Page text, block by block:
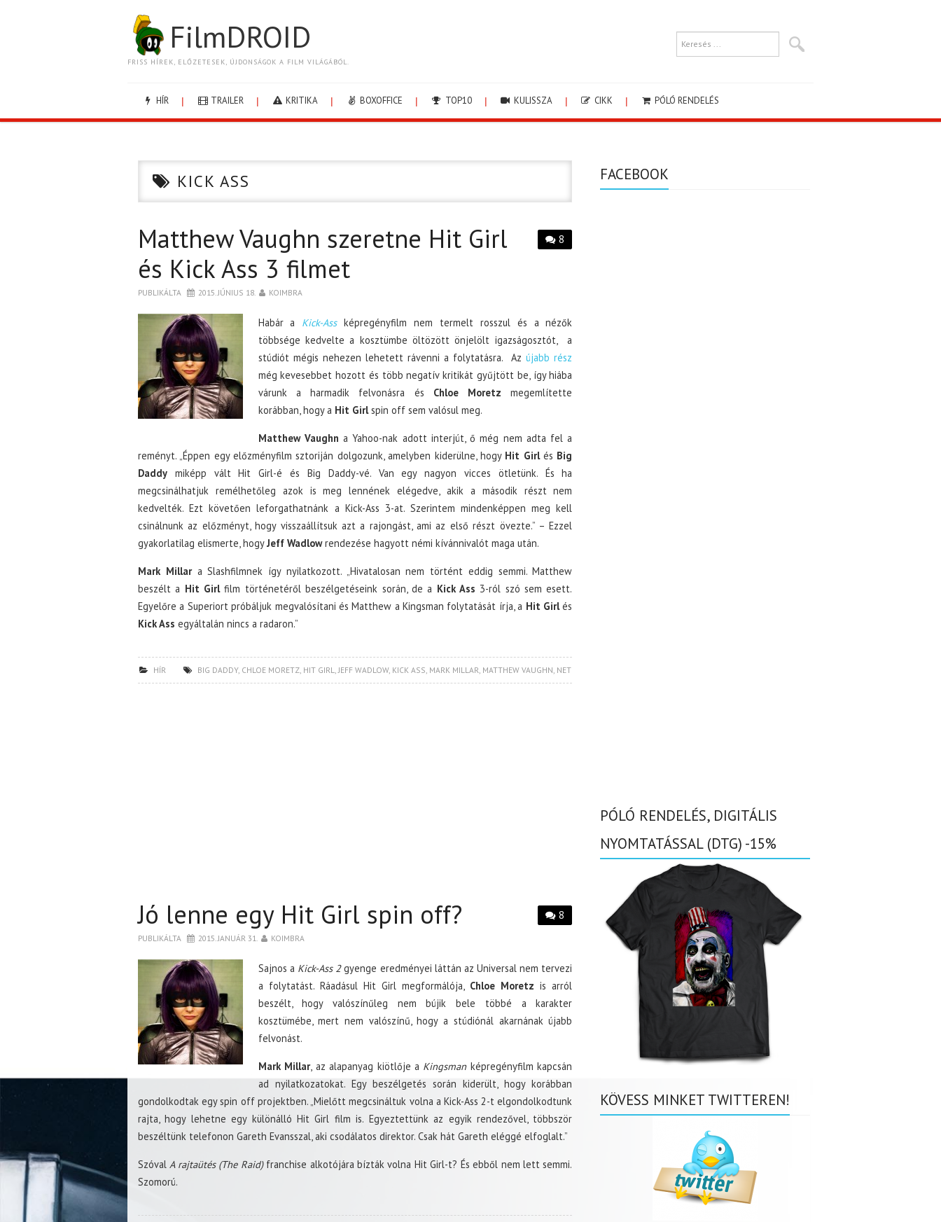
FilmDROID
FRISS HÍREK, ELŐZETESEK, ÚJDONSÁGOK A FILM VILÁGÁBÓL.
HÍR TRAILER KRITIKA BOXOFFICE TOP10 KULISSZA CIKK PÓLÓ RENDELÉS
KICK ASS
8
Matthew Vaughn szeretne Hit Girl
és Kick Ass 3 filmet
PUBLIKÁLTA 2015. JÚNIUS 18. KOIMBRA
Habár a Kick-Assképregényfilm nem termelt rosszul és a nézők
többsége kedvelte a kosztümbe öltözött önjelölt igazságosztót, a
stúdiót mégis nehezen lehetett rávenni a folytatásra. Azújabb rész
még kevesebbet hozott és több negatív kritikát gyűjtött be, így hiába
várunk a harmadik felvonásra és Chloe Moretz megemlítette
korábban, hogy a Hit Girlspin off sem valósul meg.
Matthew Vaughn a Yahoo-nak adott interjút, ő még nem adta fel a
reményt. „Éppen egy előzményfilm sztoriján dolgozunk, amelyben kiderülne, hogy Hit Girlés Big
Daddy miképp vált Hit Girl-é és Big Daddy-vé. Van egy nagyon vicces ötletünk. És ha
megcsinálhatjuk remélhetőleg azok is meg lennének elégedve, akik a második részt nem
kedvelték. Ezt követően leforgathatnánk a Kick-Ass 3-at. Szerintem mindenképpen meg kell
csinálnunk az előzményt, hogy visszaállítsuk azt a rajongást, ami az első részt övezte.” – Ezzel
gyakorlatilag elismerte, hogyJeff Wadlowrendezése hagyott némi kívánnivalót maga után.
Mark Millara Slashfilmnek így nyilatkozott. „Hivatalosan nem történt eddig semmi. Matthew
beszélt a Hit Girlfilm történetéről beszélgetéseink során, de a Kick Ass 3-ról szó sem esett.
Egyelőre a Superiort próbáljuk megvalósítani és Matthew a Kingsman folytatását írja, a Hit Girlés
Kick Ass egyáltalán nincs a radaron.”
HÍR BIG DADDY, CHLOE MORETZ, HIT GIRL,JEFF WADLOW, KICK ASS, MARK MILLAR, MATTHEW VAUGHN, NET
8
Jó lenne egy Hit Girl spin off?
PUBLIKÁLTA 2015. JANUÁR 31. KOIMBRA
Sajnos a Kick-Ass 2gyenge eredményei láttán az Universal nem tervezi
a folytatást. Ráadásul Hit Girl megformálója, Chloe Moretz is arról
beszélt, hogy valószínűleg nem bújik bele többé a karakter
kosztümébe, mert nem valószínű, hogy a stúdiónál akarnának újabb
felvonást.
Mark Millar, az alapanyag kiötlője a Kingsmanképregényfilm kapcsán
ad nyilatkozatokat. Egy beszélgetés során kiderült, hogy korábban
gondolkodtak egy spin off projektben. „Mielőtt megcsináltuk volna a Kick-Ass 2-t elgondolkodtunk
rajta, hogy lehetne egy különálló Hit Girl film is. Egyeztettünk az egyik rendezővel, többször
beszéltünk telefonon Gareth Evansszal, aki csodálatos direktor. Csak hát Gareth eléggé elfoglalt.”
SzóvalA rajtaütés (The Raid)franchise alkotójára bízták volna Hit Girl-t? És ebből nem lett semmi.
Szomorú.
FACEBOOK
PÓLÓ RENDELÉS, DIGITÁLIS
NYOMTATÁSSAL (DTG) -15%
KÖVESS MINKET TWITTEREN!